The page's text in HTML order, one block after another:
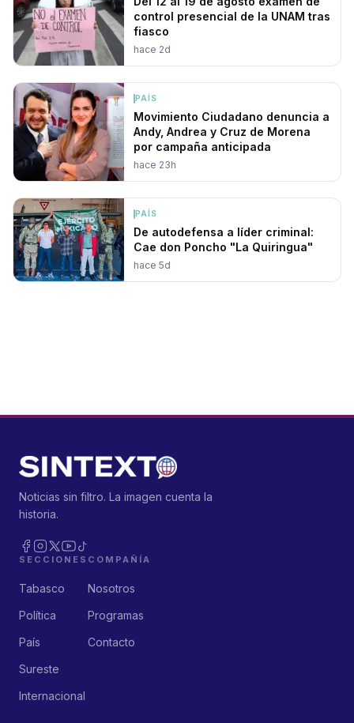
control presencial de la UNAM tras
fiasco
hace 2d
PAÍS
Movimiento Ciudadano denuncia a
Andy, Andrea y Cruz de Morena
por campaña anticipada
hace 23h
PAÍS
De autodefensa a líder criminal:
Cae don Poncho "La Quiringua"
hace 5d
Noticias sin filtro. La imagen cuenta la
historia.
SECCIONES
Tabasco
Política
País
Sureste
Internacional
COMPAÑÍA
Nosotros
Programas
Contacto